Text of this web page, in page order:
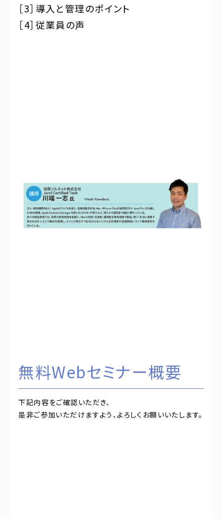
［3］導入と管理のポイント
［4］従業員の声
無料Webセミナー概要
下記内容をご確認いただき、
是非ご参加いただけますよう、よろしくお願いいたします。